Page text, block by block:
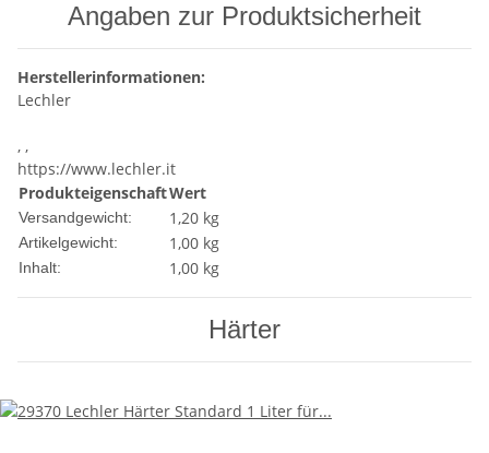
Angaben zur Produktsicherheit
Herstellerinformationen:
Lechler
, ,
https://www.lechler.it
ProdukteigenschaftWert
Versandgewicht: 1,20 kg
Artikelgewicht: 1,00 kg
Inhalt: 1,00 kg
Härter